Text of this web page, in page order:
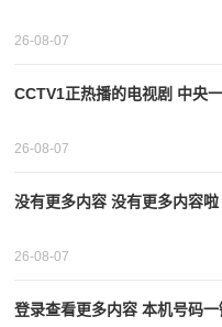
26-08-07
CCTV1正热播的电视剧 中央
26-08-07
没有更多内容 没有更多内容啦
26-08-07
登录查看更多内容 本机号码